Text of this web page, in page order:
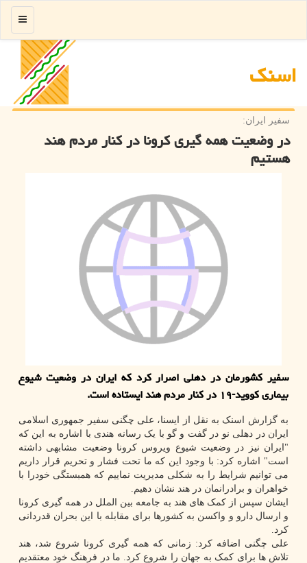
اسنك
منو
سفیر ایران:
در وضعیت همه گیری كرونا در كنار مردم هند
هستیم
سفیر کشورمان در دهلی اصرار کرد که ایران در وضعیت شیوع
بیماری کووید-۱۹ در کنار مردم هند ایستاده است.
به گزارش اسنک به نقل از ایسنا، علی چگنی سفیر جمهوری اسلامی
ایران در دهلی نو در گفت و گو با یک رسانه هندی با اشاره به این که
"ایران نیز در وضعیت شیوع ویروس کرونا وضعیت مشابهی داشته
است" اشاره کرد: با وجود این که ما تحت فشار و تحریم قرار داریم
می توانیم شرایط را به شکلی مدیریت نماییم که همبستگی خودرا با
خواهران و برادرانمان در هند نشان دهیم.
ایشان سپس از کمک های هند به جامعه بین الملل در همه گیری کرونا
و ارسال دارو و واکسن به کشورها برای مقابله با این بحران قدردانی
کرد.
علی چگنی اضافه کرد: زمانی که همه گیری کرونا شروع شد، هند
تلاش ها برای کمک به جهان را شروع کرد. ما در فرهنگ خود معتقدیم